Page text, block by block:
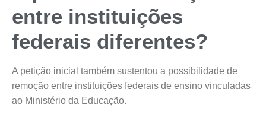
entre instituições
federais diferentes?
A petição inicial também sustentou a possibilidade de
remoção entre instituições federais de ensino vinculadas
ao Ministério da Educação.